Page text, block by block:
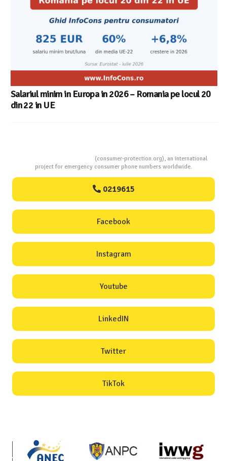
Salariul minim in Europa in 2026 – Romania pe locul 20
din 22 in UE
(consumer-protection.org), an international
project for emergency consumer phone numbers worldwide.
0219615
Facebook
Instagram
Youtube
LinkedIN
Twitter
TikTok